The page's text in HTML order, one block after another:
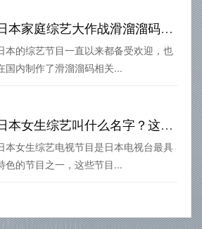
日本家庭综艺大作战滑溜溜码为何成为一夜爆红？
本的综艺节目一直以来都备受欢迎，也
国内制作了滑溜溜码相关...
日本女生综艺叫什么名字？这里有你需要的全部资料
本女生综艺电视节目是日本电视台最具
色的节目之一，这些节目...